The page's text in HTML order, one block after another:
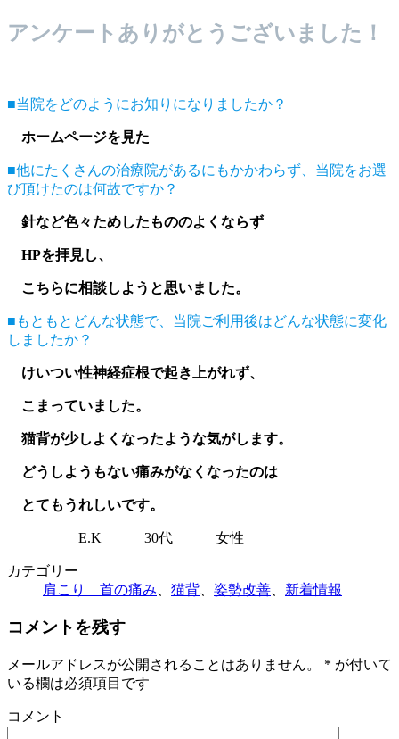
アンケートありがとうございました！
■当院をどのようにお知りになりましたか？
ホームページを見た
■他にたくさんの治療院があるにもかかわらず、当院をお選
び頂けたのは何故ですか？
針など色々ためしたもののよくならず
HPを拝見し、
こちらに相談しようと思いました。
■もともとどんな状態で、当院ご利用後はどんな状態に変化
しましたか？
けいつい性神経症根で起き上がれず、
こまっていました。
猫背が少しよくなったような気がします。
どうしようもない痛みがなくなったのは
とてもうれしいです。
E.K 30代 女性
カテゴリー
肩こり 首の痛み
猫背 姿勢改善 新着情報
コメントを残す
メールアドレスが公開されることはありません。 * が付いて
いる欄は必須項目です
コメント